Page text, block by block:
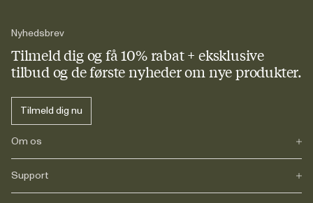
Nyhedsbrev
Tilmeld dig og få 10% rabat + eksklusive
tilbud og de første nyheder om nye produkter.
Tilmeld dig nu
Om os
Vores historie
Journals
Support